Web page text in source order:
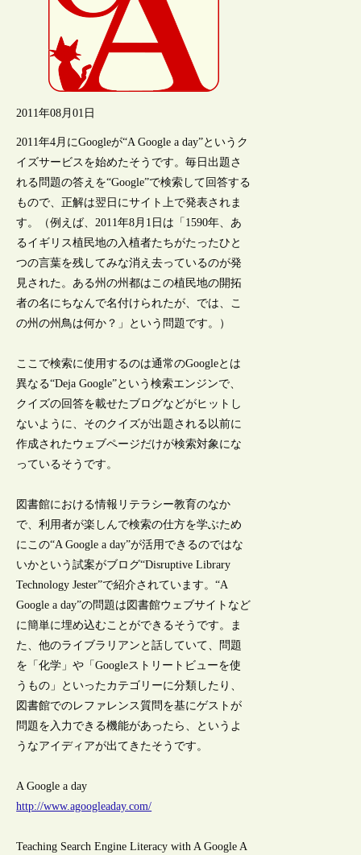
2011年08月01日
2011年4月にGoogleが“A Google a day”というク
イズサービスを始めたそうです。毎日出題さ
れる問題の答えを“Google”で検索して回答する
もので、正解は翌日にサイト上で発表されま
す。（例えば、2011年8月1日は「1590年、あ
るイギリス植民地の入植者たちがたったひと
つの言葉を残してみな消え去っているのが発
見された。ある州の州都はこの植民地の開拓
者の名にちなんで名付けられたが、では、こ
の州の州鳥は何か？」という問題です。）
ここで検索に使用するのは通常のGoogleとは
異なる“Deja Google”という検索エンジンで、
クイズの回答を載せたブログなどがヒットし
ないように、そのクイズが出題される以前に
作成されたウェブページだけが検索対象にな
っているそうです。
図書館における情報リテラシー教育のなか
で、利用者が楽しんで検索の仕方を学ぶため
にこの“A Google a day”が活用できるのではな
いかという試案がブログ“Disruptive Library
Technology Jester”で紹介されています。“A
Google a day”の問題は図書館ウェブサイトなど
に簡単に埋め込むことができるそうです。ま
た、他のライブラリアンと話していて、問題
を「化学」や「Googleストリートビューを使
うもの」といったカテゴリーに分類したり、
図書館でのレファレンス質問を基にゲストが
問題を入力できる機能があったら、というよ
うなアイディアが出てきたそうです。
A Google a day
http://www.agoogleaday.com/
Teaching Search Engine Literacy with A Google A